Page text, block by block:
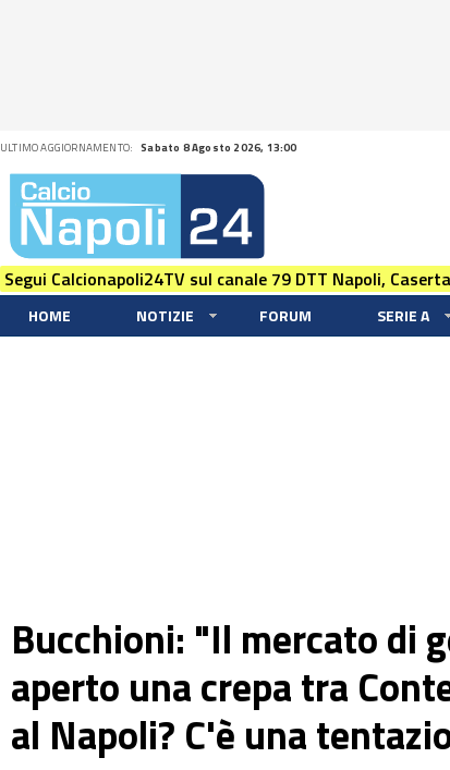
ULTIMO AGGIORNAMENTO: Sabato 8 Agosto 2026, 13:00
Segui Calcionapoli24TV sul canale 79 DTT Napoli,
HOME NOTIZIE FORUM SERIE A
Bucchioni: "Il mercato di
aperto una crepa tra
al Napoli? C'è una